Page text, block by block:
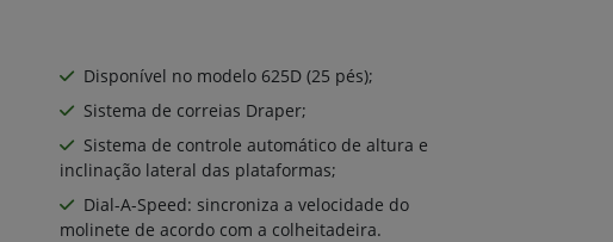
Disponível no modelo 625D (25 pés);
Sistema de correias Draper;
Sistema de controle automático de altura e
inclinação lateral das plataformas;
Dial-A-Speed: sincroniza a velocidade do
molinete de acordo com a colheitadeira.